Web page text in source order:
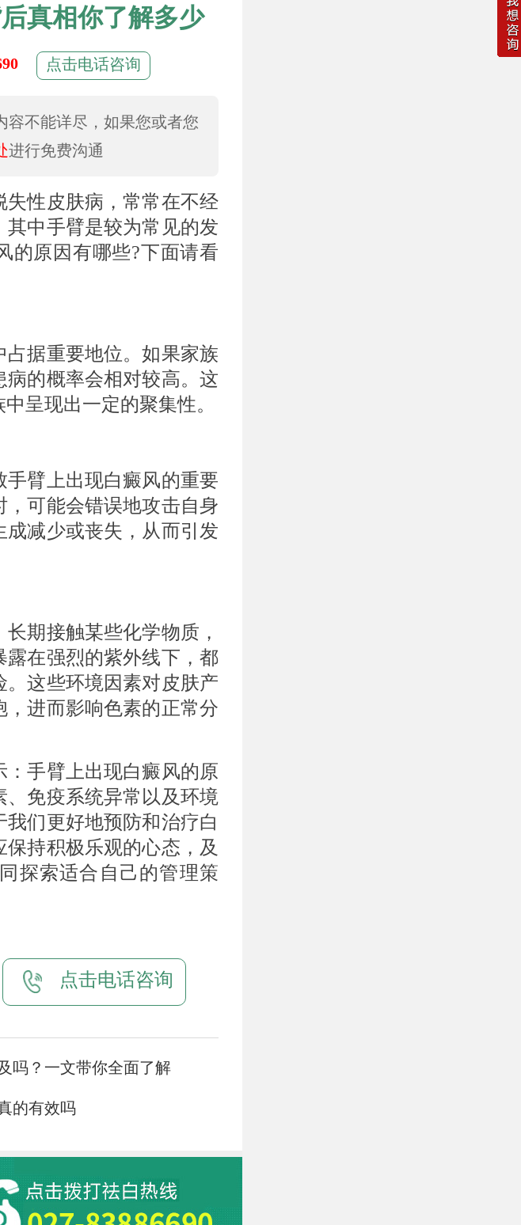
真相你了解多少
点击电话咨询
容不能详尽，如果您或者您
进行免费沟通
失性皮肤病，常常在不经
中手臂是较为常见的发
的原因有哪些?下面请看
据重要地位。如果家族
的概率会相对较高。这
呈现出一定的聚集性。
臂上出现白癜风的重要
，可能会错误地攻击自身
减少或丧失，从而引发
期接触某些化学物质，
在强烈的紫外线下，都
这些环境因素对皮肤产
进而影响色素的正常分
手臂上出现白癜风的原
、免疫系统异常以及环境
们更好地预防和治疗白
持积极乐观的心态，及
探索适合自己的管理策
点击电话咨询
吗？一文带你全面了解
的有效吗